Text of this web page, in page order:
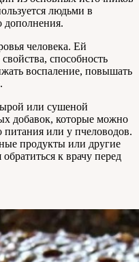
людьми в
дополнения.
человека. Ей
способность
воспаление, повышать
или сушеной
добавок, которые можно
питания или у пчеловодов.
продукты или другие
к врачу перед